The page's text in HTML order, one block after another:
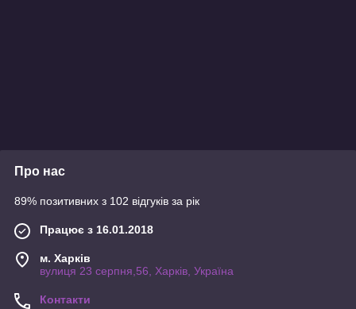
Про нас
89% позитивних з 102 відгуків за рік
Працює з 16.01.2018
м. Харків
вулиця 23 серпня,56, Харків, Україна
Контакти